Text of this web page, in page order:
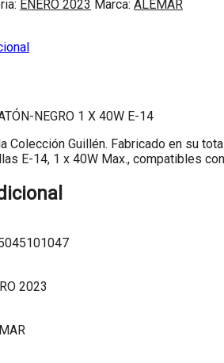
ENERO 2023 Marca: ALEMAR
NEGRO 1 X 40W E-14
Colección Guillén. Fabricado en su
E-14, 1 x 40W Max., compatibles
2023